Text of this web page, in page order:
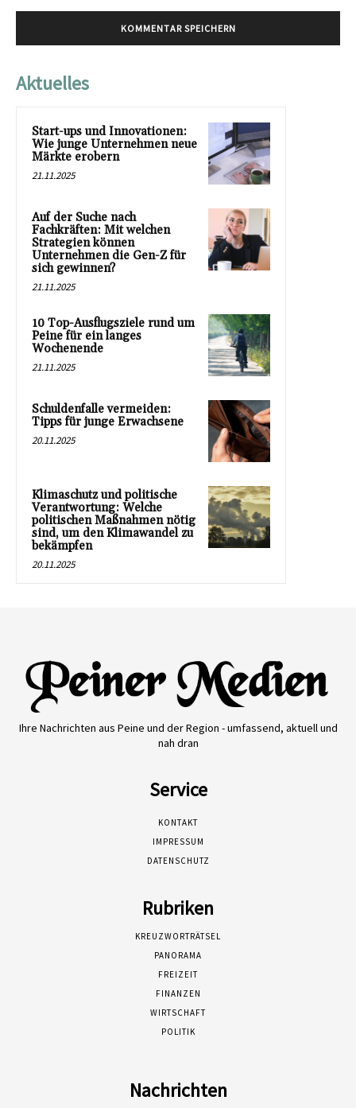
Aktuelles
Start-ups und Innovationen:
Wie junge Unternehmen neue
Märkte erobern
21.11.2025
Auf der Suche nach
Fachkräften: Mit welchen
Strategien können
Unternehmen die Gen-Z für
sich gewinnen?
21.11.2025
10 Top-Ausflugsziele rund um
Peine für ein langes
Wochenende
21.11.2025
Schuldenfalle vermeiden:
Tipps für junge Erwachsene
20.11.2025
Klimaschutz und politische
Verantwortung: Welche
politischen Maßnahmen nötig
sind, um den Klimawandel zu
bekämpfen
20.11.2025
Ihre Nachrichten aus Peine und der Region - umfassend, aktuell und
nah dran
Service
KONTAKT
IMPRESSUM
DATENSCHUTZ
Rubriken
KREUZWORTRÄTSEL
PANORAMA
FREIZEIT
FINANZEN
WIRTSCHAFT
POLITIK
Nachrichten